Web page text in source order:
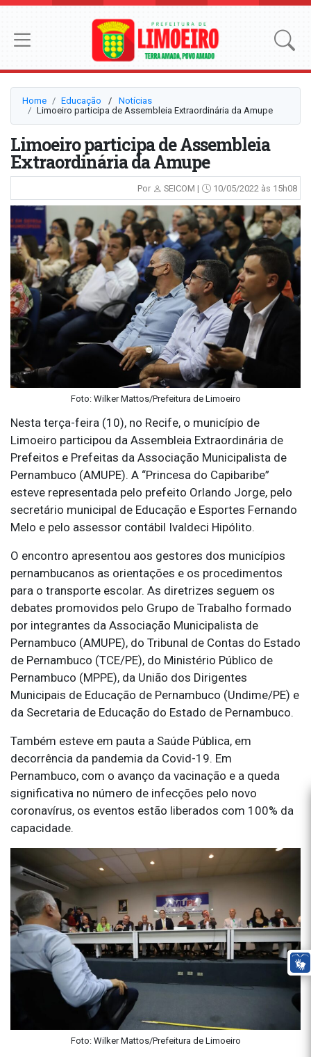
Home Educação ⠀/⠀ Notícias
Limoeiro participa de Assembleia Extraordinária da Amupe
Limoeiro participa de Assembleia
Extraordinária da Amupe
Por SEICOM | 10/05/2022 às 15h08
Foto: Wilker Mattos/Prefeitura de Limoeiro
Nesta terça-feira (10), no Recife, o município de
Limoeiro participou da Assembleia Extraordinária de
Prefeitos e Prefeitas da Associação Municipalista de
Pernambuco (AMUPE). A “Princesa do Capibaribe”
esteve representada pelo prefeito Orlando Jorge, pelo
secretário municipal de Educação e Esportes Fernando
Melo e pelo assessor contábil Ivaldeci Hipólito.
O encontro apresentou aos gestores dos municípios
pernambucanos as orientações e os procedimentos
para o transporte escolar. As diretrizes seguem os
debates promovidos pelo Grupo de Trabalho formado
por integrantes da Associação Municipalista de
Pernambuco (AMUPE), do Tribunal de Contas do Estado
de Pernambuco (TCE/PE), do Ministério Público de
Pernambuco (MPPE), da União dos Dirigentes
Municipais de Educação de Pernambuco (Undime/PE) e
da Secretaria de Educação do Estado de Pernambuco.
Também esteve em pauta a Saúde Pública, em
decorrência da pandemia da Covid-19. Em
Pernambuco, com o avanço da vacinação e a queda
significativa no número de infecções pelo novo
coronavírus, os eventos estão liberados com 100% da
capacidade.
Foto: Wilker Mattos/Prefeitura de Limoeiro